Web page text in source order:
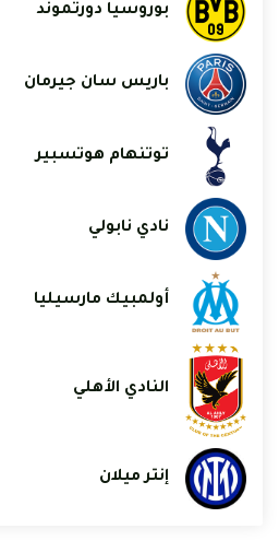
بوروسيا دورتموند
باريس سان جيرمان
توتنهام هوتسبير
نادي نابولي
أولمبيك مارسيليا
النادي الأهلي
إنتر ميلان